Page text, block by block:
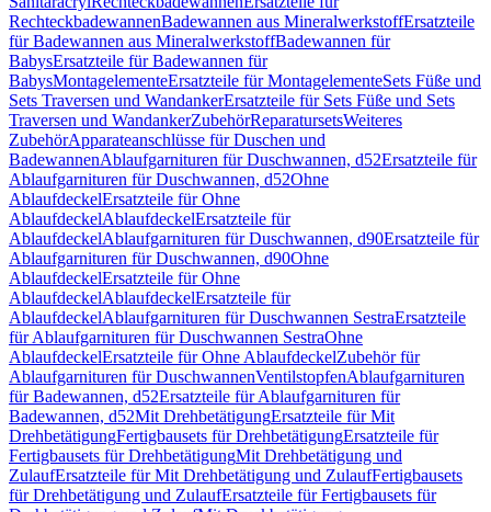
RechteckbadewannenBadewannen aus MineralwerkstoffErsatzteile
für Badewannen aus MineralwerkstoffBadewannen für
BabysErsatzteile für Badewannen für
BabysMontagelementeErsatzteile für MontagelementeSets Füße und
Sets Traversen und WandankerErsatzteile für Sets Füße und Sets
Traversen und WandankerZubehörReparatursetsWeiteres
ZubehörApparateanschlüsse für Duschen und
BadewannenAblaufgarnituren für Duschwannen, d52Ersatzteile für
Ablaufgarnituren für Duschwannen, d52Ohne
AblaufdeckelErsatzteile für Ohne
AblaufdeckelAblaufdeckelErsatzteile für
AblaufdeckelAblaufgarnituren für Duschwannen, d90Ersatzteile für
Ablaufgarnituren für Duschwannen, d90Ohne
AblaufdeckelErsatzteile für Ohne
AblaufdeckelAblaufdeckelErsatzteile für
AblaufdeckelAblaufgarnituren für Duschwannen SestraErsatzteile
für Ablaufgarnituren für Duschwannen SestraOhne
AblaufdeckelErsatzteile für Ohne AblaufdeckelZubehör für
Ablaufgarnituren für DuschwannenVentilstopfenAblaufgarnituren
für Badewannen, d52Ersatzteile für Ablaufgarnituren für
Badewannen, d52Mit DrehbetätigungErsatzteile für Mit
DrehbetätigungFertigbausets für DrehbetätigungErsatzteile für
Fertigbausets für DrehbetätigungMit Drehbetätigung und
ZulaufErsatzteile für Mit Drehbetätigung und ZulaufFertigbausets
für Drehbetätigung und ZulaufErsatzteile für Fertigbausets für